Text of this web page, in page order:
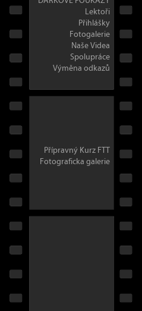
Lektoři
Přihlášky
Fotogalerie
Naše Videa
Spolupráce
Výměna odkazů
Přípravný Kurz FTT
Fotograficka galerie